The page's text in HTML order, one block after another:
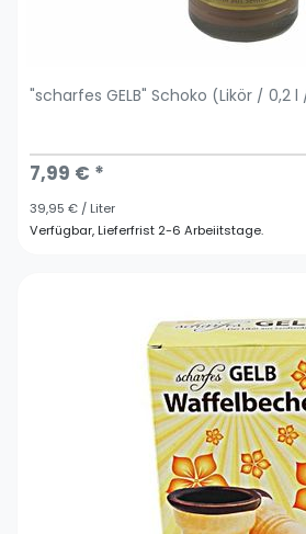
"scharfes GELB" Schoko (Likör / 0,2 l
7,99 € *
39,95 € / Liter
Verfügbar, Lieferfrist 2-6 Arbeiitstage.